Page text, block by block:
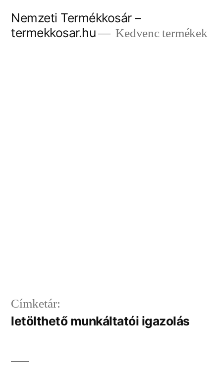
Nemzeti Termékkosár –
termekkosar.hu
Kedvenc termékek
Címketár:
letölthető munkáltatói igazolás